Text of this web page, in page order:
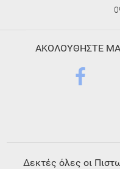
ΑΚΟΛΟΥΘΗΣΤΕ
Δεκτές όλες οι